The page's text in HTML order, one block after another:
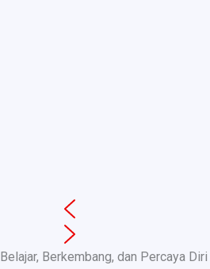
Belajar, Berkembang, dan Percaya